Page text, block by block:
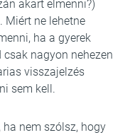
akart elmenni?)
Miért ne lehetne
ha a gyerek
nagyon nehezen
visszajelzés
sem kell.
nem szólsz, hogy